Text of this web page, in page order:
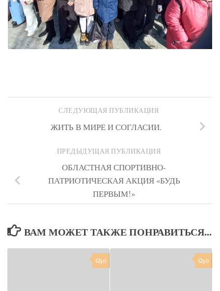
СЛЕДУЮЩАЯ ПУБЛИКАЦИЯ
ЖИТЬ В МИРЕ И СОГЛАСИИ.
ПРЕДЫДУЩАЯ ПУБЛИКАЦИЯ
ОБЛАСТНАЯ СПОРТИВНО-
ПАТРИОТИЧЕСКАЯ АКЦИЯ «БУДЬ
ПЕРВЫМ!»
ВАМ МОЖЕТ ТАКЖЕ ПОНРАВИТЬСЯ...
0 0